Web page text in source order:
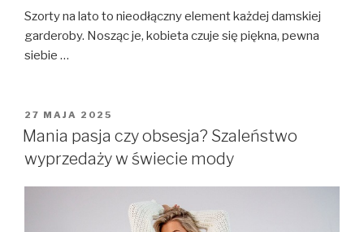
Szorty na lato to nieodłączny element każdej damskiej
garderoby. Nosząc je, kobieta czuje się piękna, pewna
siebie …
OPUBLIKOWANE
W
27 MAJA 2025
Mania pasja czy obsesja? Szaleństwo
wyprzedaży w świecie mody